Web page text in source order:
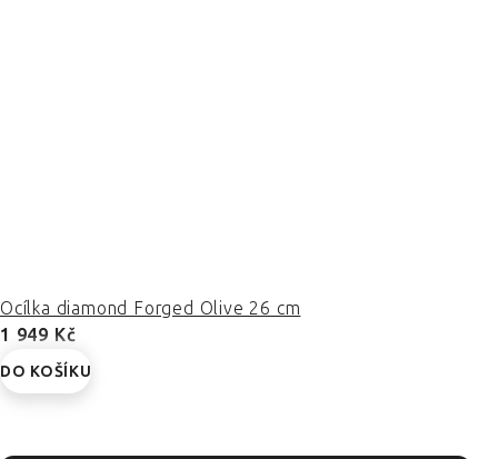
Ocílka diamond Forged Olive 26 cm
1 949 Kč
DO KOŠÍKU